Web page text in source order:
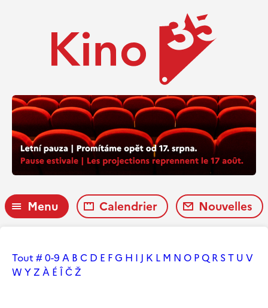
Menu Calendrier Nouvelles
Tout # 0-9 A B C D E FG H I J K L M N O PQ R ST U V
W YZ À É ÎČŽ